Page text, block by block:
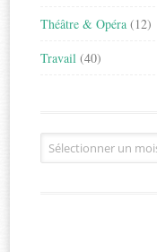
Théâtre & Opéra (12)
Travail (40)
Archives